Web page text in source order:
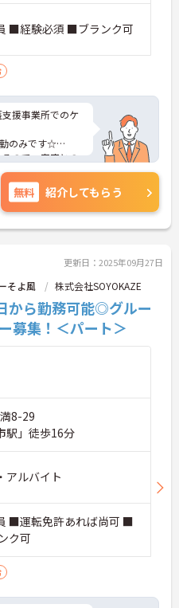
■経験必須 ■ブランク可
援事業所でのケ
のみです☆
ので、家庭との
たりです！
をお伝えします
い。
無料 紹介してもらう
更新日：2025年09月27日
そよ風 株式会社SOYOKAZE
から勤務可能◎グルー
募集！＜パート＞
8-29
駅」徒歩16分
アルバイト
■運転免許あれば尚可 ■
ク可